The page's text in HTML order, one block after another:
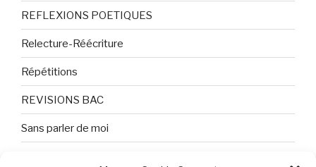
REFLEXIONS POETIQUES
Relecture-Réécriture
Répétitions
REVISIONS BAC
Sans parler de moi